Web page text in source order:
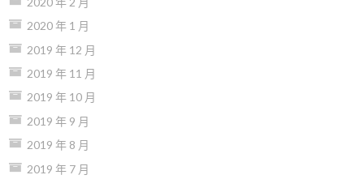
2020 年 1 月
2019 年 12 月
2019 年 11 月
2019 年 10 月
2019 年 9 月
2019 年 8 月
2019 年 7 月